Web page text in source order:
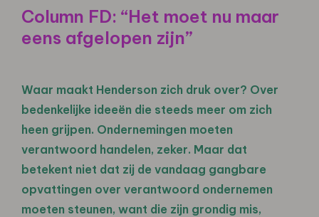
Column FD: “Het moet nu maar
eens afgelopen zijn”
Waar maakt Henderson zich druk over? Over
bedenkelijke ideeën die steeds meer om zich
heen grijpen. Ondernemingen moeten
verantwoord handelen, zeker. Maar dat
betekent niet dat zij de vandaag gangbare
opvattingen over verantwoord ondernemen
moeten steunen, want die zijn grondig mis,